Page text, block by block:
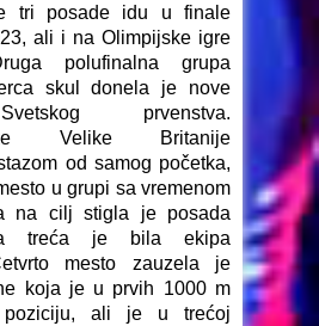
tri posade idu u finale
ali i na Olimpijske igre
polufinalna grupa
skul donela je nove
prvenstva.
Velike Britanije
od samog početka,
u grupi sa vremenom
na cilj stigla je posada
a treća je bila ekipa
mesto zauzela je
koja je u prvih 1000 m
poziciju, ali je u trećoj